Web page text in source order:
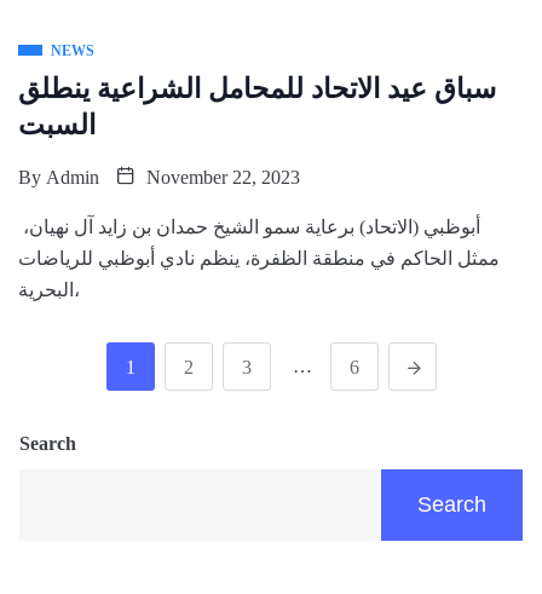
NEWS
سباق عيد الاتحاد للمحامل الشراعية ينطلق
السبت
By Admin November 22, 2023
ممثل الحاكم في منطقة الظفرة، ينظم نادي أبوظبي للرياضات
البحرية،
1 2 3 … 6
Search
Search